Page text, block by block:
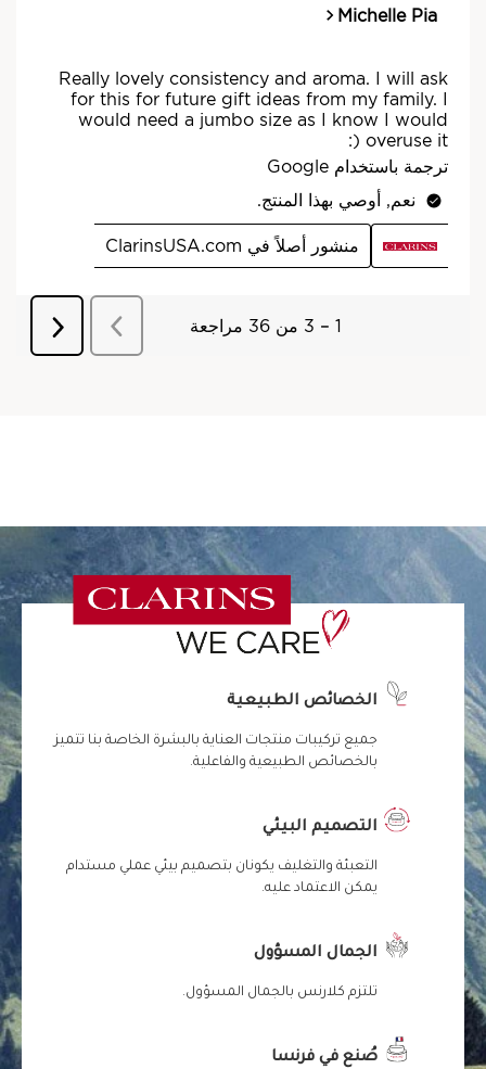
الخصائص الطبيعية
جميع تركيبات منتجات العناية بالبشرة الخاصة بنا تتميز
بالخصائص الطبيعية والفاعلية.
التصميم البيئي
التعبئة والتغليف يكونان بتصميم بيئي عملي مستدام
يمكن الاعتماد عليه.
الجمال المسؤول
تلتزم كلارنس بالجمال المسؤول.
صُنع في فرنسا